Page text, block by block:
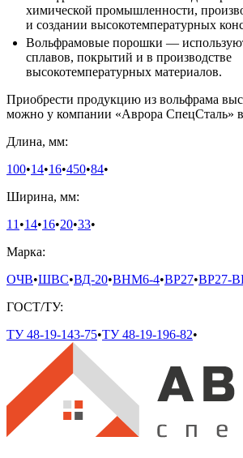
химической промышленности,
и создании высокотемпературных
Вольфрамовые порошки —
сплавов, покрытий и в производстве
высокотемпературных материалов.
Приобрести продукцию из вольфрама
можно у компании «Аврора СпецСталь»
Длина, мм:
100•14•16•450•84•
Ширина, мм:
11 •14•16•20•33•
Марка:
ОЧВ•ШВС•ВД-20•ВНМ6-4•ВР27•ВР27-
ГОСТ/ТУ:
ТУ 48-19-143-75•ТУ 48-19-196-82•